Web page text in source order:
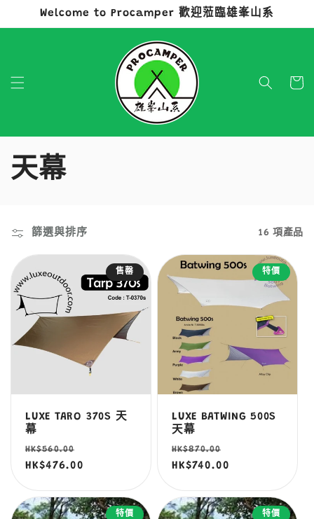
跳至內容
Welcome to Procamper 歡迎蒞臨雄峯山系
物
商
系
列
:
天幕
篩選與排序 16 項產品
售罄
LUXE TARO 370S 天
幕
定
價
HK$560.00
價
HK$476.00
特價
LUXE BATWING 500S
天幕
定
價
HK$870.00
價
HK$740.00
特價 特價